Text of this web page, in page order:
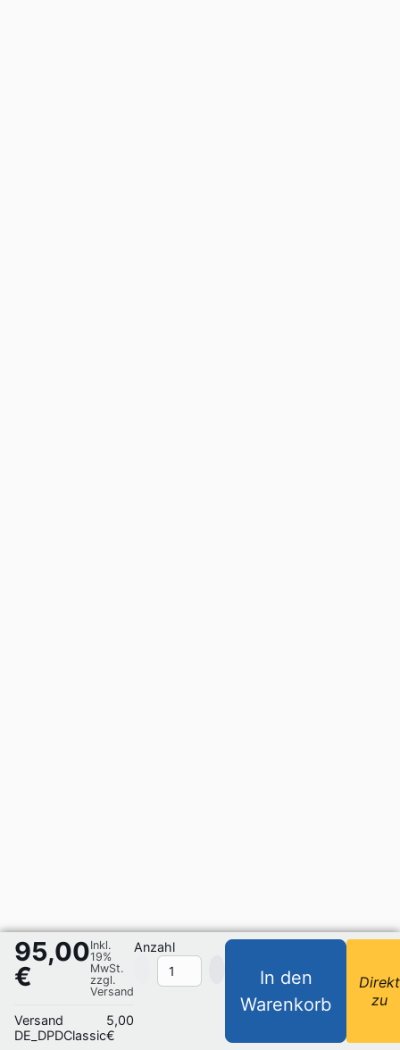
95,00
€
Inkl.
19%
MwSt.
zzgl.
Versand
Versand
DE_DPDClassic
5,00
€
Anzahl
In den
Warenkorb
Direkt
zu